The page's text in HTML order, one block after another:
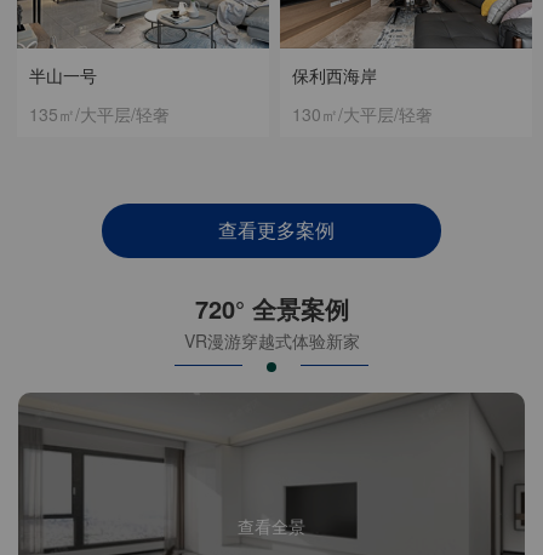
保利西海岸
130㎡/大平层/轻奢
半山一号
135㎡/大平层/轻奢
查看更多案例
720° 全景案例
VR漫游穿越式体验新家
查看全景